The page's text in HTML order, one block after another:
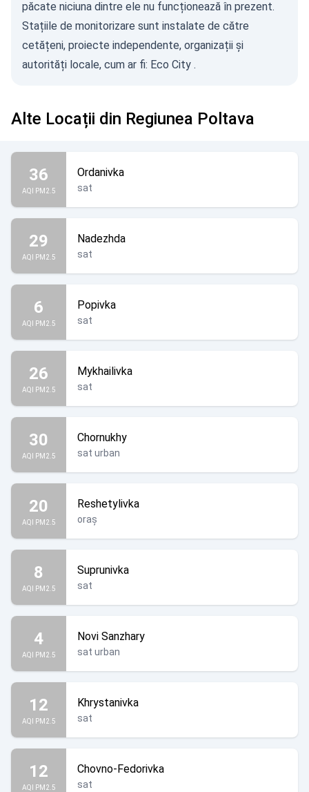
păcate niciuna dintre ele nu funcționează în prezent.
Stațiile de monitorizare sunt instalate de către
cetățeni, proiecte independente, organizații și
autorități locale, cum ar fi: Eco City .
Alte Locații din Regiunea Poltava
36
AQI PM2.5
Ordanivka
sat
29
AQI PM2.5
Nadezhda
sat
6
AQI PM2.5
Popivka
sat
26
AQI PM2.5
Mykhailivka
sat
30
AQI PM2.5
Chornukhy
sat urban
20
AQI PM2.5
Reshetylivka
oraș
8
AQI PM2.5
Suprunivka
sat
4
AQI PM2.5
Novi Sanzhary
sat urban
12
AQI PM2.5
Khrystanivka
sat
12
AQI PM2.5
Chovno-Fedorivka
sat